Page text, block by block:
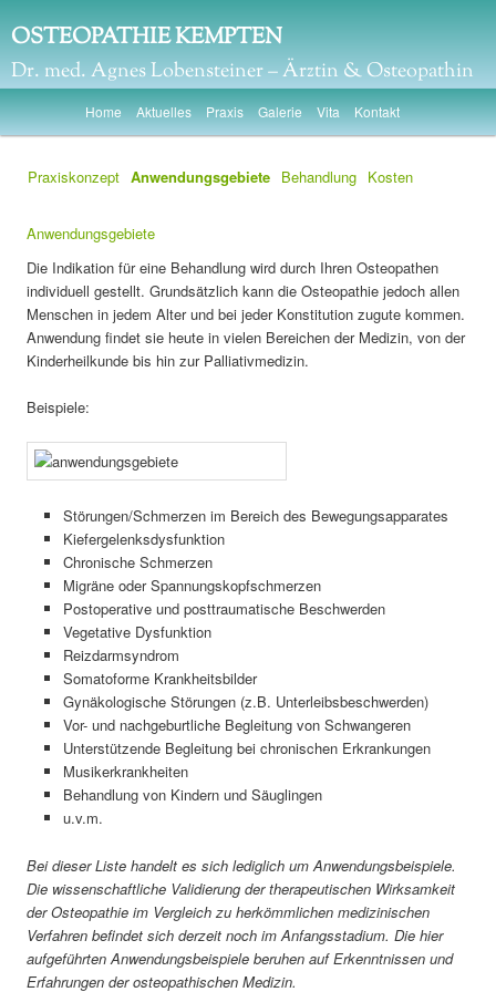
OSTEOPATHIE KEMPTEN
Dr. med. Agnes Lobensteiner – Ärztin & Osteopathin
Hauptmenü
Zum primären Inhalt springen
Zum sekundären Inhalt springen
Home Aktuelles Praxis Galerie Vita Kontakt
Praxiskonzept Anwendungsgebiete Behandlung Kosten
Anwendungsgebiete
Die Indikation für eine Behandlung wird durch Ihren Osteopathen
individuell gestellt. Grundsätzlich kann die Osteopathie jedoch allen
Menschen in jedem Alter und bei jeder Konstitution zugute kommen.
Anwendung findet sie heute in vielen Bereichen der Medizin, von der
Kinderheilkunde bis hin zur Palliativmedizin.
Beispiele:
Störungen/Schmerzen im Bereich des Bewegungsapparates
Kiefergelenksdysfunktion
Chronische Schmerzen
Migräne oder Spannungskopfschmerzen
Postoperative und posttraumatische Beschwerden
Vegetative Dysfunktion
Reizdarmsyndrom
Somatoforme Krankheitsbilder
Gynäkologische Störungen (z.B. Unterleibsbeschwerden)
Vor- und nachgeburtliche Begleitung von Schwangeren
Unterstützende Begleitung bei chronischen Erkrankungen
Musikerkrankheiten
Behandlung von Kindern und Säuglingen
u.v.m.
Bei dieser Liste handelt es sich lediglich um Anwendungsbeispiele.
Die wissenschaftliche Validierung der therapeutischen Wirksamkeit
der Osteopathie im Vergleich zu herkömmlichen medizinischen
Verfahren befindet sich derzeit noch im Anfangsstadium. Die hier
aufgeführten Anwendungsbeispiele beruhen auf Erkenntnissen und
Erfahrungen der osteopathischen Medizin.